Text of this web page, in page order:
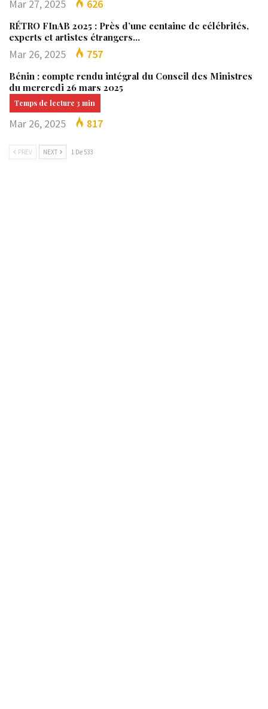
Mar 27, 2025 626
RÉTRO FInAB 2025 : Près d’une centaine de célébrités,
experts et artistes étrangers…
Mar 26, 2025 757
Bénin : compte rendu intégral du Conseil des Ministres
du mercredi 26 mars 2025
Mar 26, 2025 817
PREV NEXT 1 De 533